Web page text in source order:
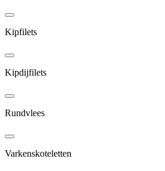
Kipfilets
Kipdijfilets
Rundvlees
Varkenskoteletten